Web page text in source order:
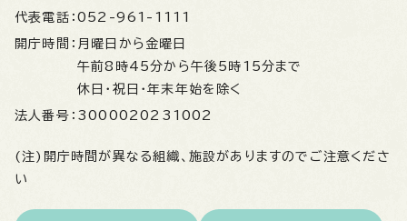
代表電話： 052-961-1111
開庁時間： 月曜日から金曜日
午前8時45分から午後5時15分まで
休日・祝日・年末年始を除く
法人番号： 3000020231002
(注)開庁時間が異なる組織、施設がありますのでご注意くださ
い